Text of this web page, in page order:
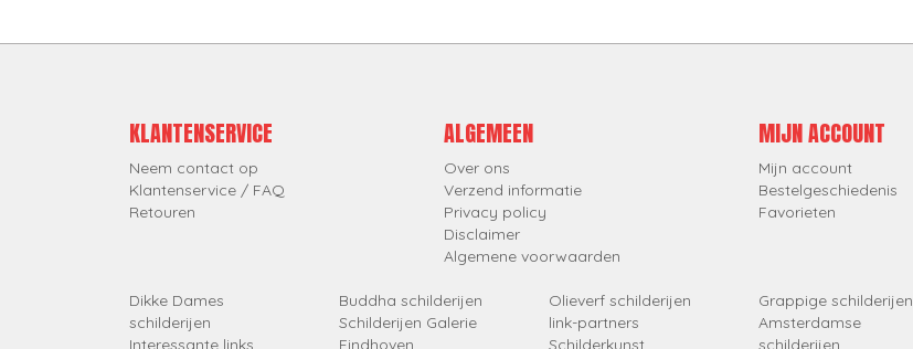
KLANTENSERVICE
Neem contact op
Klantenservice / FAQ
Retouren
ALGEMEEN
Over ons
Verzend informatie
Privacy policy
Disclaimer
Algemene voorwaarden
MIJN ACCOUNT
Mijn account
Bestelgeschiedenis
Favorieten
Dikke Dames
schilderijen
Interessante links
Buddha schilderijen
Schilderijen Galerie
Eindhoven
Olieverf schilderijen
link-partners
Schilderkunst
Grappige schilderijen
Amsterdamse
schilderijen